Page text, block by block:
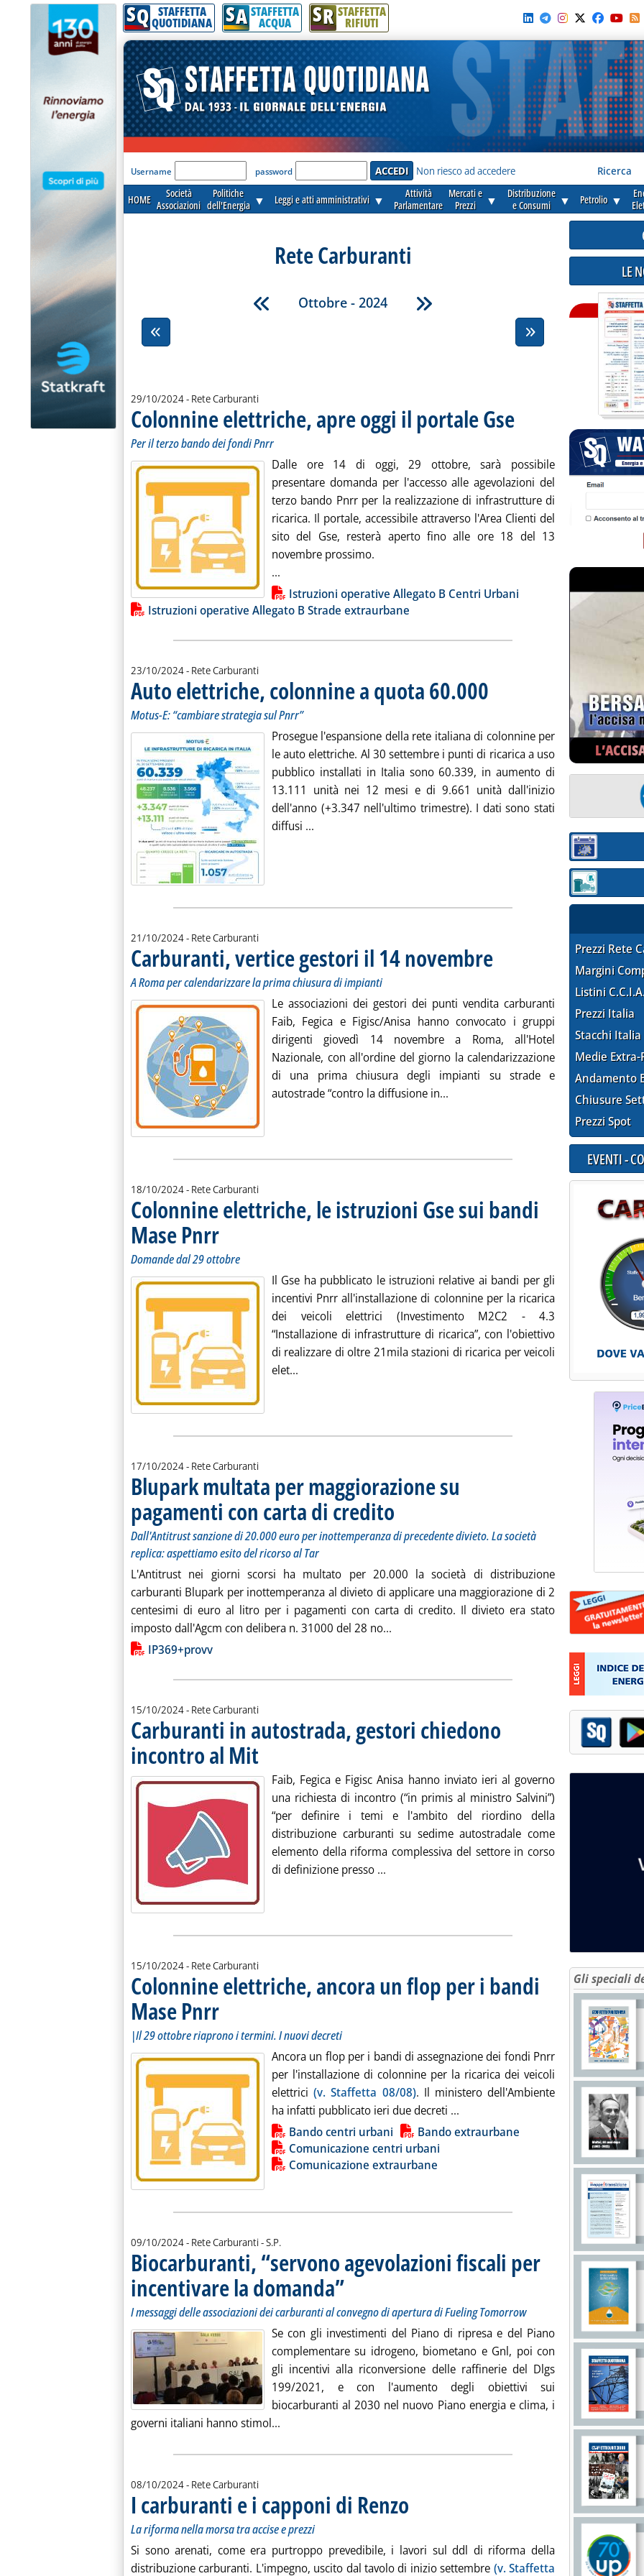
SQ STAFFETTA
QUOTIDIANA SA STAFFETTA
ACQUA SR STAFFETTA
RIFIUTI
'Modulo Login per accedere'
Username password Non riesco ad accedere Ricerca
HOME
Società
Associazioni
Politiche
dell'Energia ▼ Leggi e atti amministrativi ▼
Attività
Parlamentare
Mercati e
Prezzi
▼
Distribuzione
e Consumi
▼ Petrolio ▼
Rete Carburanti
Ottobre - 2024
29/10/2024- Rete Carburanti
Colonnine elettriche, apre oggi il portale Gse . Sottotitolo: Per il terzo bando dei
. Pubblicata martedì 29 ottobre
Per il terzo bando dei fondi Pnrr
Dalle ore 14 di oggi, 29 ottobre, sarà possibile
presentare domanda per l'accesso alle agevolazioni del
terzo bando Pnrr per la realizzazione di infrastrutture di
ricarica. Il portale, accessibile attraverso l'Area Clienti del
sito del Gse, resterà aperto fino alle ore 18 del 13
novembre prossimo.
... Leggi tutta la notizia: 'Colonnine elettriche, apre oggi il portale Gse'
Lista allegati PDF alla notiziaIstruzioni operative Allegato B Centri Urbani
Istruzioni operative Allegato B Strade extraurbane
23/10/2024- Rete Carburanti
Auto elettriche, colonnine a quota 60.000
Motus-E: “cambiare strategia sul Pnrr”
Prosegue l'espansione della rete italiana di colonnine per
le auto elettriche. Al 30 settembre i punti di ricarica a uso
pubblico installati in Italia sono 60.339, in aumento di
13.111 unità nei 12 mesi e di 9.661 unità dall'inizio
dell'anno (+3.347 nell'ultimo trimestre). I dati sono stati
diffusi ...
21/10/2024- Rete Carburanti
Carburanti, vertice gestori il 14 novembre . Sottotitolo: A Roma per calendarizzare
. Pubblicata lunedì 21 ottobre 2024 alle
A Roma per calendarizzare la prima chiusura di impianti
Le associazioni dei gestori dei punti vendita carburanti
Faib, Fegica e Figisc/Anisa hanno convocato i gruppi
dirigenti giovedì 14 novembre a Roma, all'Hotel
Nazionale, con all'ordine del giorno la calendarizzazione
di una prima chiusura degli impianti su strade e
autostrade “contro la diffusione in... Leggi tutta la notizia: 'Carburanti,
18/10/2024- Rete Carburanti
Colonnine elettriche, le istruzioni Gse sui bandi
Mase Pnrr. Sottotitolo: Domande dal 29 ottobre
. Pubblicata venerdì 18 ottobre 2024 alle 12.22.
Domande dal 29 ottobre
Il Gse ha pubblicato le istruzioni relative ai bandi per gli
incentivi Pnrr all'installazione di colonnine per la ricarica
dei veicoli elettrici (Investimento M2C2 - 4.3
“Installazione di infrastrutture di ricarica”, con l'obiettivo
di realizzare di oltre 21mila stazioni di ricarica per veicoli
elet...
17/10/2024- Rete Carburanti
Blupark multata per maggiorazione su
pagamenti con carta di credito . Sottotitolo: Dall'Antitrust sanzione di 20.000 euro per inottemperanza
Dall'Antitrust sanzione di 20.000 euro per inottemperanza di precedente divieto. La società
replica: aspettiamo esito del ricorso al Tar
L'Antitrust nei giorni scorsi ha multato per 20.000 la società di distribuzione
carburanti Blupark per inottemperanza al divieto di applicare una maggiorazione di 2
centesimi di euro al litro per i pagamenti con carta di credito. Il divieto era stato
imposto dall'Agcm con delibera n. 31000 del 28 no... Leggi tutta la notizia: 'Blupark multata per
Lista allegati PDF alla notizia
IP369+provv
15/10/2024- Rete Carburanti
Carburanti in autostrada, gestori chiedono
incontro al Mit . Pubblicata martedì 15 ottobre 2024 alle 17.27.
Faib, Fegica e Figisc Anisa hanno inviato ieri al governo
una richiesta di incontro (“in primis al ministro Salvini”)
“per definire i temi e l'ambito del riordino della
distribuzione carburanti su sedime autostradale come
elemento della riforma complessiva del settore in corso
di definizione presso ... Leggi tutta la notizia: 'Carburanti in autostrada,
15/10/2024- Rete Carburanti
Colonnine elettriche, ancora un flop per i bandi
Mase Pnrr. Sottotitolo: |Il 29 ottobre riaprono i termini. I nuovi decreti
. Pubblicata martedì 15 ottobre 2024 alle 16.55.
|Il 29 ottobre riaprono i termini. I nuovi decreti
Ancora un flop per i bandi di assegnazione dei fondi Pnrr
per l'installazione di colonnine per la ricarica dei veicoli
elettrici(v. Staffetta 08/08). Il ministero dell'Ambiente
ha infatti pubblicato ieri due decreti ... Leggi tutta la notizia: 'Colonnine
Lista allegati PDF alla notiziaBando centri urbani
Bando extraurbane
Comunicazione centri urbani
Comunicazione extraurbane
09/10/2024- Rete Carburanti -di:
S.P.
Biocarburanti, “servono agevolazioni fiscali per
incentivare la domanda”. Sottotitolo: I messaggi delle associazioni dei carburanti al convegno di apertura di
. Pubblicata mercoledì 09 ottobre 2024 alle 12.49.
I messaggi delle associazioni dei carburanti al convegno di apertura di Fueling Tomorrow
Se con gli investimenti del Piano di ripresa e del Piano
complementare su idrogeno, biometano e Gnl, poi con
gli incentivi alla riconversione delle raffinerie del Dlgs
199/2021, e con l'aumento degli obiettivi sui
biocarburanti al 2030 nel nuovo Piano energia e clima, i
governi italiani hanno stimol... Leggi tutta la notizia: 'Biocarburanti, “servono agevolazioni fiscali
08/10/2024- Rete Carburanti
I carburanti e i capponi di Renzo . Sottotitolo: La riforma nella morsa tra accise e prezzi
La riforma nella morsa tra accise e prezzi
Si sono arenati, come era purtroppo prevedibile, i lavori sul ddl di riforma della
distribuzione carburanti. L'impegno, uscito dal tavolo di inizio settembre (v. Staffetta
LE
Sezione:
Sezione:
Prezzi Rete
Margini
Listini
Prezzi Italia
Stacchi Italia
Medie Extra-
Andamento
Chiusure
Prezzi Spot
EVENTI -
Gli speciali